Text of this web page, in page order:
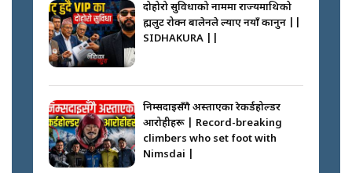
दोहोरो सुविधाको नाममा राज्यमाथिको
ब्रह्मलुट रोक्न बालेनले ल्याए नयाँ कानुन ||
SIDHAKURA ||
निम्सदाइसँगै अस्ताएका रेकर्डहोल्डर
आरोहीहरू | Record-breaking
climbers who set foot with
Nimsdai |